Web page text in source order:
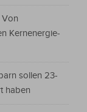
Von
Kernenergie-
sollen 23-
haben